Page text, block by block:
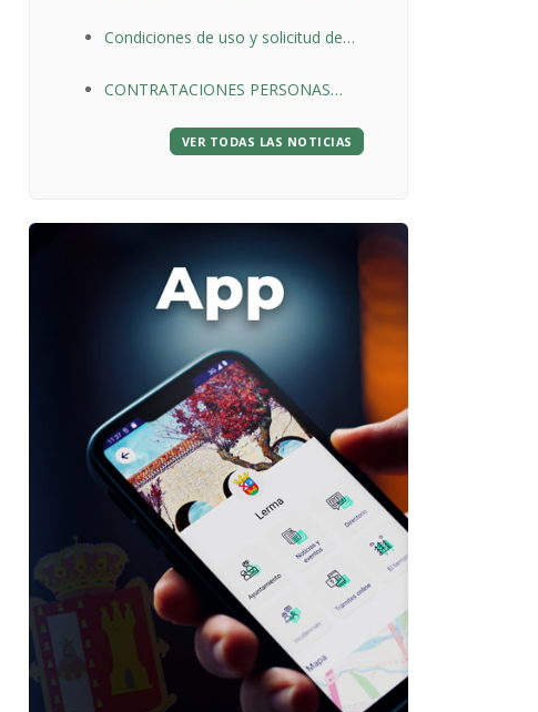
pública nº 61, denominado
Condiciones de uso y solicitud de
CONTRATACIONES PERSONAS
JUNTA DE CASTILLA Y LEÓN
VER TODAS LAS NOTICIAS